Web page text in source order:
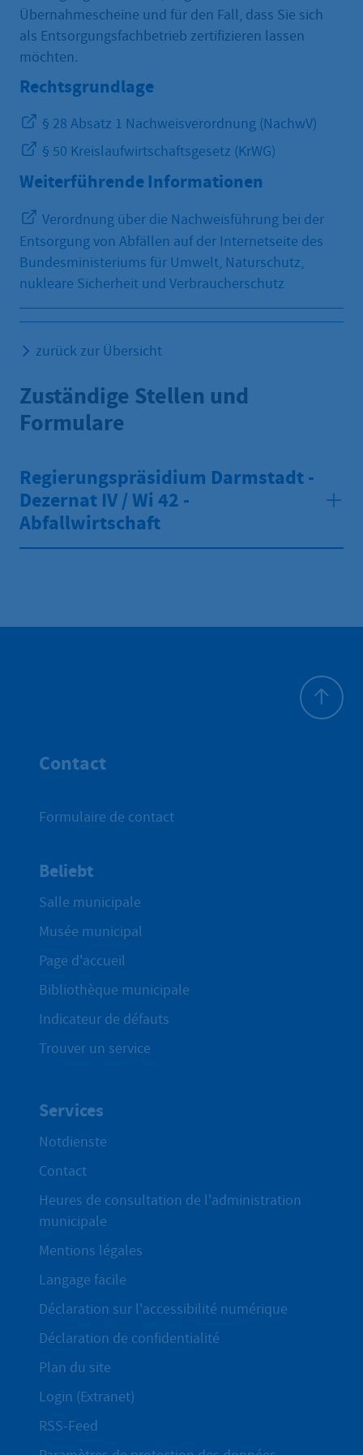
Übernahmescheine und für den Fall, dass Sie sich
als Entsorgungsfachbetrieb zertifizieren lassen
möchten.
Rechtsgrundlage
§ 28 Absatz 1 Nachweisverordnung (NachwV)
§ 50 Kreislaufwirtschaftsgesetz (KrWG)
Weiterführende Informationen
Verordnung über die Nachweisführung bei der
Entsorgung von Abfällen auf der Internetseite des
Bundesministeriums für Umwelt, Naturschutz,
nukleare Sicherheit und Verbraucherschutz
zurück zur Übersicht
Zuständige Stellen und
Formulare
Regierungspräsidium Darmstadt -
Dezernat IV / Wi 42 -
Abfallwirtschaft
Contact
Formulaire de contact
Beliebt
Salle municipale
Musée municipal
Page d'accueil
Bibliothèque municipale
Indicateur de défauts
Trouver un service
Services
Notdienste
Contact
Heures de consultation de l'administration
municipale
Mentions légales
Langage facile
Déclaration sur l'accessibilité numérique
Déclaration de confidentialité
Plan du site
Login (Extranet)
RSS-Feed